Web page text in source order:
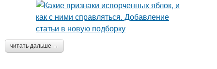
читать дальше →